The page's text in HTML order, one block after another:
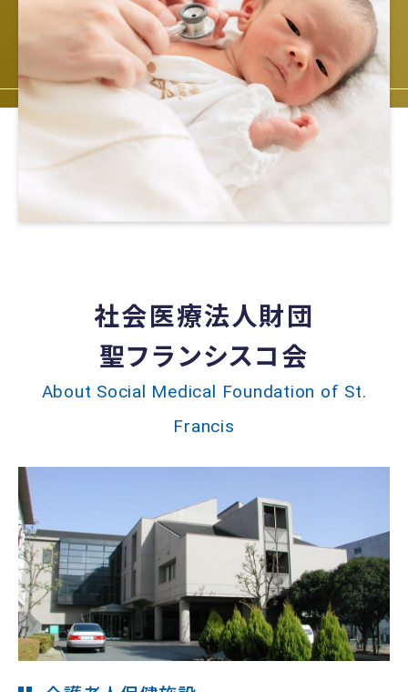
社会医療法人財団
聖フランシスコ会
About Social Medical Foundation of St.
Francis